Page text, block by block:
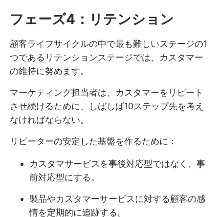
フェーズ4：リテンション
顧客ライフサイクルの中で最も難しいステージの1
つであるリテンションステージでは、カスタマー
の維持に努めます。
マーケティング担当者は、カスタマーをリピート
させ続けるために、しばしば10ステップ先を考え
なければならない。
リピーターの安定した基盤を作るために：
カスタマサービスを事後対応型ではなく、事
前対応型にする。
製品やカスタマーサービスに対する顧客の感
情を定期的に追跡する。